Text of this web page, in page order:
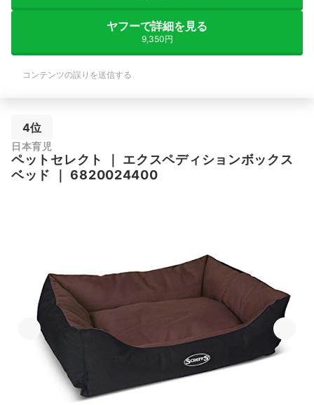
ヤフーで詳細を見る
9,350円
コンテンツの誤りを送信する
4位
日本育児
ペットセレクト ｜ エクスペディションボックス
ベッド
｜6820024400